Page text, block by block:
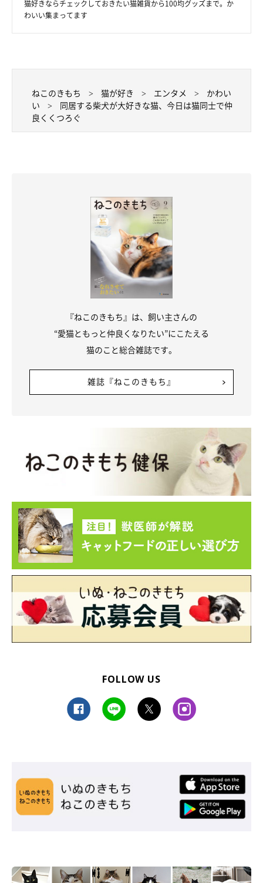
猫好きならチェックしておきたい猫雑貨から100均グッズまで。か
わいい集まってます
ねこのきもち 猫が好き エンタメ
かわい
い
同居する柴犬が大好きな猫、今日は猫同士で仲
良くくつろぐ
『ねこのきもち』は、飼い主さんの
“愛猫ともっと仲良くなりたい”にこたえる
猫のこと総合雑誌です。
雑誌『ねこのきもち』
FOLLOW US